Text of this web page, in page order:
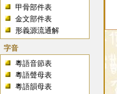
甲骨部件表
金文部件表
形義源流通解
字音
粵語音節表
粵語聲母表
粵語韻母表